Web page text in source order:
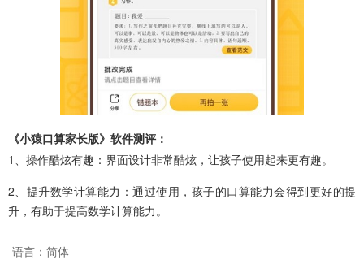
《小猿口算家长版》软件测评：
1、操作酷炫有趣：界面设计非常酷炫，让孩子使用起来更有趣。
2、提升数学计算能力：通过使用，孩子的口算能力会得到更好的提
升，有助于提高数学计算能力。
语言： 简体